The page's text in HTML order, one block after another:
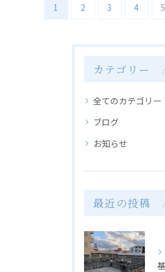
1 2 3 4 5
カテゴリー
全てのカテゴリー
ブログ
お知らせ
最近の投稿